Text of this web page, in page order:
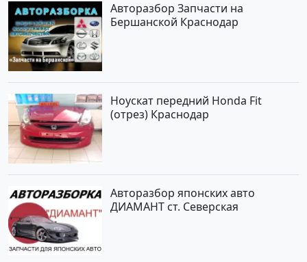
Авторазбор Запчасти на
Бершанской Краснодар
Ноускат передний Honda Fit
(отрез) Краснодар
Авторазбор японских авто
ДИАМАНТ ст. Северская